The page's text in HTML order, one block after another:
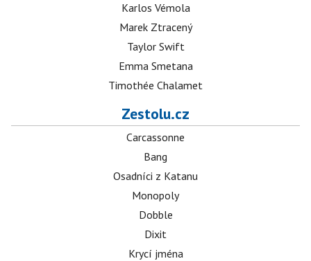
Karlos Vémola
Marek Ztracený
Taylor Swift
Emma Smetana
Timothée Chalamet
Zestolu.cz
Carcassonne
Bang
Osadníci z Katanu
Monopoly
Dobble
Dixit
Krycí jména